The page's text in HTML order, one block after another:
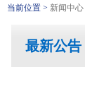
当前位置 > 新闻中心
最新公告